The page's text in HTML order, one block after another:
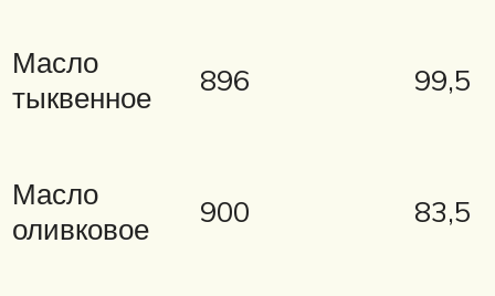
Масло
тыквенное
896 99,5
Масло
оливковое
900 83,5